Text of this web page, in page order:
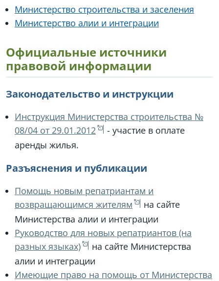
Министерство строительства и заселения
Министерство алии и интеграции
Официальные источники
правовой информации
Законодательство и инструкции
Инструкция Министерства строительства №
08/04 от 29.01.2012
- участие в оплате
аренды жилья.
Разъяснения и публикации
Помощь новым репатриантам и
возвращающимся жителям
на сайте
Министерства алии и интеграции
Руководство для новых репатриантов (на
разных языках)
на сайте Министерства
алии и интеграции
Имеющие право на помощь от Министерства